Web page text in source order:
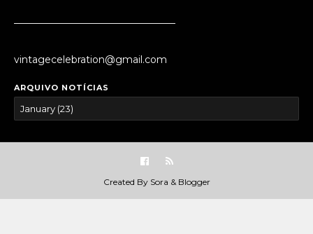
vintagecelebration@gmail.com
ARQUIVO NOTÍCIAS
Created By Sora & Blogger